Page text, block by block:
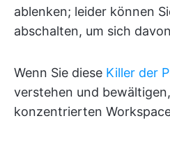
ablenken; leider können
abschalten, um sich
Wenn Sie diese Killer der
verstehen und
konzentrierten